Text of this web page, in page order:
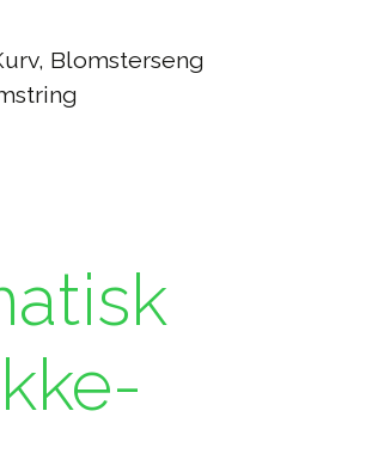
Blomsterseng